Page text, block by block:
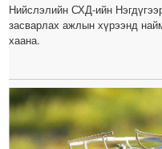
Нийслэлийн СХД-ийн
засварлах ажлын хүрээнд
хаана.